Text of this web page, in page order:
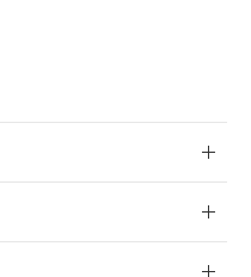
ました。
庫切替を完了
ことがない限
愛しておりま